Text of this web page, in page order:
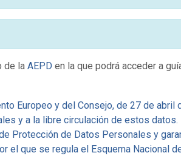
de la AEPD en la que podrá acceder a
Europeo y del Consejo, de 27 de
y a la libre circulación de estos datos.
Protección de Datos Personales y
el que se regula el Esquema Nacional